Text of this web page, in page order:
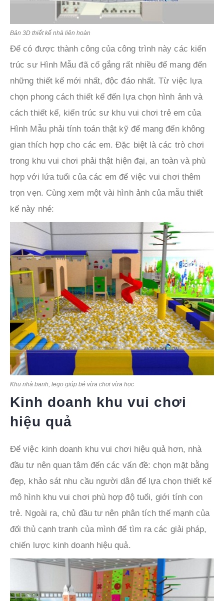
Bản 3D thiết kế nhà liên hoàn
Để có được thành công của công trình này các kiến
trúc sư Hình Mẫu đã cố gắng rất nhiều để mang đến
những thiết kế mới nhất, độc đáo nhất. Từ việc lựa
chọn phong cách thiết kế đến lựa chọn hình ảnh và
cách thiết kế, kiến trúc sư khu vui chơi trẻ em của
Hình Mẫu phải tính toán thật kỹ để mang đến không
gian thích hợp cho các em. Đặc biệt là các trò chơi
trong khu vui chơi phải thật hiện đại, an toàn và phù
hợp với lứa tuổi của các em để việc vui chơi thêm
trọn vẹn. Cùng xem một vài hình ảnh của mẫu thiết
kế này nhé:
Khu nhà banh, lego giúp bé vừa chơi vừa học
Kinh doanh khu vui chơi
hiệu quả
Để việc kinh doanh khu vui chơi hiệu quả hơn, nhà
đầu tư nên quan tâm đến các vấn đề: chọn mặt bằng
đẹp, khảo sát nhu cầu người dân để lựa chọn thiết kế
mô hình khu vui chơi phù hợp độ tuổi, giới tính con
trẻ. Ngoài ra, chủ đầu tư nên phân tích thế mạnh của
đối thủ cạnh tranh của mình để tìm ra các giải pháp,
chiến lược kinh doanh hiệu quả.